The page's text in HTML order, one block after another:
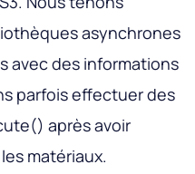
asynchrones
avec des informations
parfois effectuer des
après avoir
matériaux.